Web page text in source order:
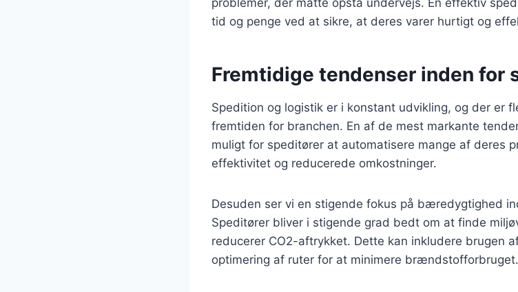
tid og penge ved at sikre, at deres varer hurtigt og
Fremtidige tendenser inden for
Spedition og logistik er i konstant udvikling, og der er
fremtiden for branchen. En af de mest markante
muligt for speditører at automatisere mange af deres
effektivitet og reducerede omkostninger.
Desuden ser vi en stigende fokus på bæredygtighed
Speditører bliver i stigende grad bedt om at finde
reducerer CO2-aftrykket. Dette kan inkludere brugen
optimering af ruter for at minimere brændstofforbruget.